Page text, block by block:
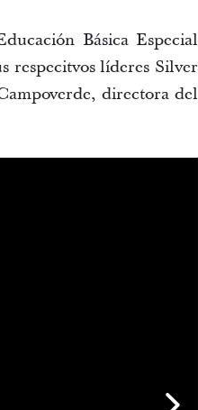
Básica Especial
respecitvos líderes Silver
directora del